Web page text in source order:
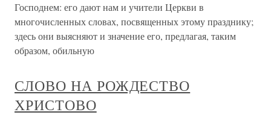
Господнем: его дают нам и учители Церкви в
многочисленных словах, посвященных этому празднику;
здесь они выясняют и значение его, предлагая, таким
образом, обильную
СЛОВО НА РОЖДЕСТВО
ХРИСТОВО